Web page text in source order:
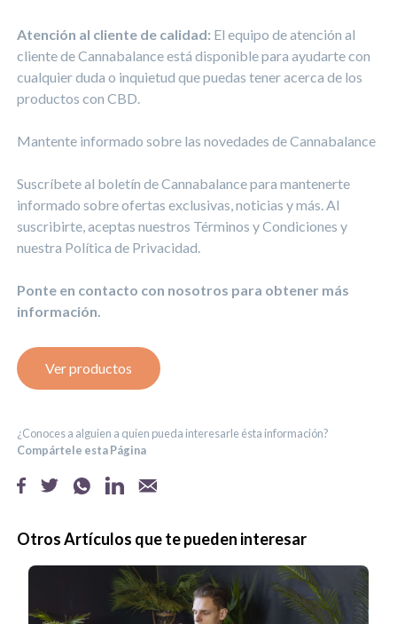
Atención al cliente de calidad: El equipo de atención al
cliente de Cannabalance está disponible para ayudarte con
cualquier duda o inquietud que puedas tener acerca de los
productos con CBD.
Mantente informado sobre las novedades de Cannabalance
Suscríbete al boletín de Cannabalance para mantenerte
informado sobre ofertas exclusivas, noticias y más. Al
suscribirte, aceptas nuestros Términos y Condiciones y
nuestra Política de Privacidad.
Ponte en contacto con nosotros para obtener más
información.
Ver productos
¿Conoces a alguien a quien pueda interesarle ésta información?
Compártele esta Página
Otros Artículos que te pueden interesar